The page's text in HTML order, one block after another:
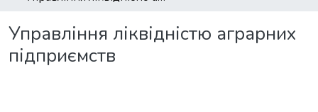
Управління ліквідністю аграрних
підприємств